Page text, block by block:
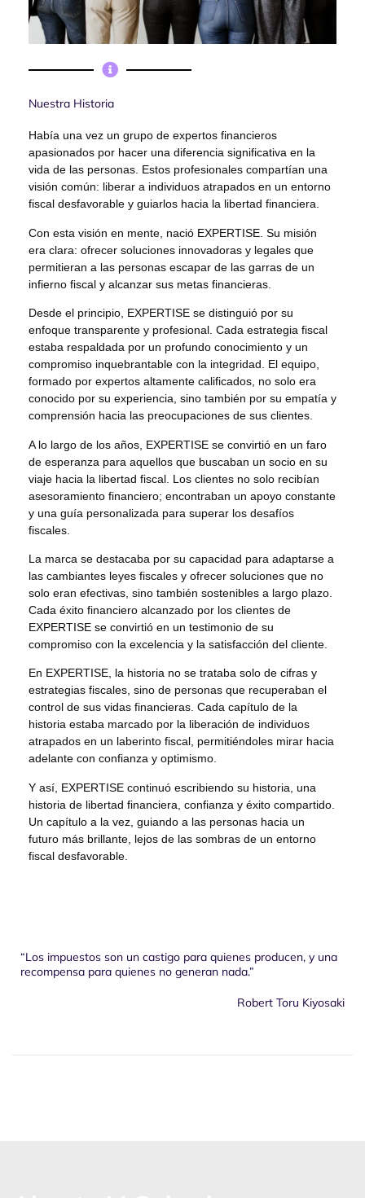
Nuestra Historia
Había una vez un grupo de expertos financieros
apasionados por hacer una diferencia significativa en la
vida de las personas. Estos profesionales compartían una
visión común: liberar a individuos atrapados en un entorno
fiscal desfavorable y guiarlos hacia la libertad financiera.
Con esta visión en mente, nació EXPERTISE. Su misión
era clara: ofrecer soluciones innovadoras y legales que
permitieran a las personas escapar de las garras de un
infierno fiscal y alcanzar sus metas financieras.
Desde el principio, EXPERTISE se distinguió por su
enfoque transparente y profesional. Cada estrategia fiscal
estaba respaldada por un profundo conocimiento y un
compromiso inquebrantable con la integridad. El equipo,
formado por expertos altamente calificados, no solo era
conocido por su experiencia, sino también por su empatía y
comprensión hacia las preocupaciones de sus clientes.
A lo largo de los años, EXPERTISE se convirtió en un faro
de esperanza para aquellos que buscaban un socio en su
viaje hacia la libertad fiscal. Los clientes no solo recibían
asesoramiento financiero; encontraban un apoyo constante
y una guía personalizada para superar los desafíos
fiscales.
La marca se destacaba por su capacidad para adaptarse a
las cambiantes leyes fiscales y ofrecer soluciones que no
solo eran efectivas, sino también sostenibles a largo plazo.
Cada éxito financiero alcanzado por los clientes de
EXPERTISE se convirtió en un testimonio de su
compromiso con la excelencia y la satisfacción del cliente.
En EXPERTISE, la historia no se trataba solo de cifras y
estrategias fiscales, sino de personas que recuperaban el
control de sus vidas financieras. Cada capítulo de la
historia estaba marcado por la liberación de individuos
atrapados en un laberinto fiscal, permitiéndoles mirar hacia
adelante con confianza y optimismo.
Y así, EXPERTISE continuó escribiendo su historia, una
historia de libertad financiera, confianza y éxito compartido.
Un capítulo a la vez, guiando a las personas hacia un
futuro más brillante, lejos de las sombras de un entorno
fiscal desfavorable.
“Los impuestos son un castigo para quienes producen, y una
recompensa para quienes no generan nada.”
Robert Toru Kiyosaki